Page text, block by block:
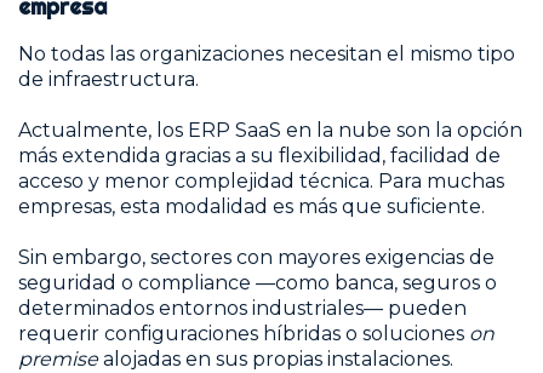
empresa
No todas las organizaciones necesitan el mismo tipo
de infraestructura.
Actualmente, los ERP SaaS en la nube son la opción
más extendida gracias a su flexibilidad, facilidad de
acceso y menor complejidad técnica. Para muchas
empresas, esta modalidad es más que suficiente.
Sin embargo, sectores con mayores exigencias de
seguridad o compliance —como banca, seguros o
determinados entornos industriales— pueden
requerir configuraciones híbridas o soluciones on
premisealojadas en sus propias instalaciones.